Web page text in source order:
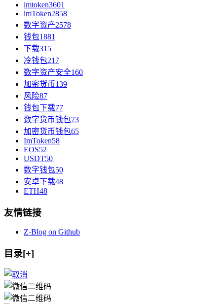
imtoken3601
imToken2858
数字资产2578
钱包1881
下载315
冷钱包217
数字资产安全160
加密货币139
风险87
钱包下载77
数字货币钱包73
加密货币钱包65
ImToken58
EOS52
USDT50
数字钱包50
安卓下载48
ETH48
友情链接
Z-Blog on Github
目录[+]